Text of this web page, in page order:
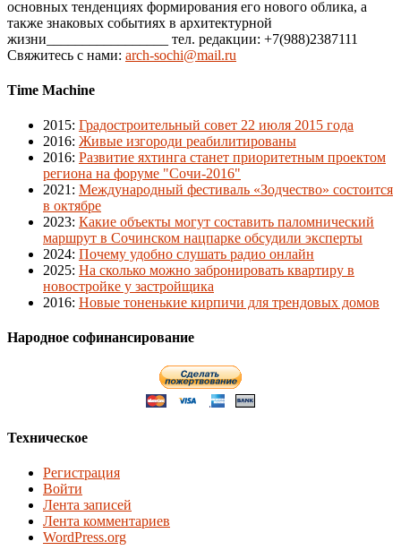
основных тенденциях формирования его нового облика, а
также знаковых событиях в архитектурной
жизни_________________ тел. редакции: +7(988)2387111
Свяжитесь с нами: arch-sochi@mail.ru
Time Machine
2015: Градостроительный совет 22 июля 2015 года
2016: Живые изгороди реабилитированы
2016: Развитие яхтинга станет приоритетным проектом
региона на форуме "Сочи-2016"
2021 : Международный фестиваль «Зодчество» состоится
в октябре
2023: Какие объекты могут составить паломнический
маршрут в Сочинском нацпарке обсудили эксперты
2024: Почему удобно слушать радио онлайн
2025: На сколько можно забронировать квартиру в
новостройке у застройщика
2016: Новые тоненькие кирпичи для трендовых домов
Народное софинансирование
Техническое
Регистрация
Войти
Лента записей
Лента комментариев
WordPress.org